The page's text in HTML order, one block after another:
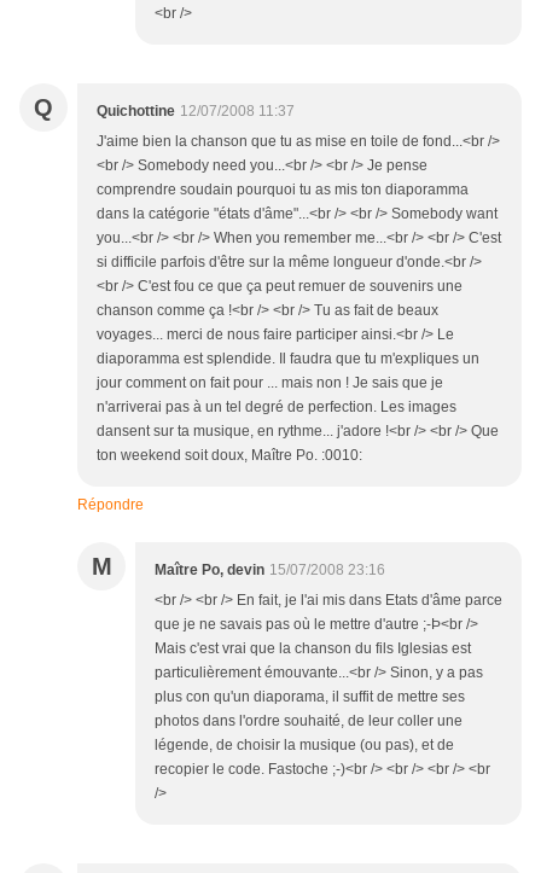
<br />
Q Quichottine 12/07/2008 11:37
J'aime bien la chanson que tu as mise en toile de fond...<br />
<br /> Somebody need you...<br /> <br /> Je pense
comprendre soudain pourquoi tu as mis ton diaporamma
dans la catégorie "états d'âme"...<br /> <br /> Somebody want
you...<br /> <br /> When you remember me...<br /> <br /> C'est
si difficile parfois d'être sur la même longueur d'onde.<br />
<br /> C'est fou ce que ça peut remuer de souvenirs une
chanson comme ça !<br /> <br /> Tu as fait de beaux
voyages... merci de nous faire participer ainsi.<br /> Le
diaporamma est splendide. Il faudra que tu m'expliques un
jour comment on fait pour ... mais non ! Je sais que je
n'arriverai pas à un tel degré de perfection. Les images
dansent sur ta musique, en rythme... j'adore !<br /> <br /> Que
ton weekend soit doux, Maître Po. :0010:
Répondre
M Maître Po, devin 15/07/2008 23:16
<br /> <br /> En fait, je l'ai mis dans Etats d'âme parce
que je ne savais pas où le mettre d'autre ;-Þ<br />
Mais c'est vrai que la chanson du fils Iglesias est
particulièrement émouvante...<br /> Sinon, y a pas
plus con qu'un diaporama, il suffit de mettre ses
photos dans l'ordre souhaité, de leur coller une
légende, de choisir la musique (ou pas), et de
recopier le code. Fastoche ;-)<br /> <br /> <br /> <br
/>